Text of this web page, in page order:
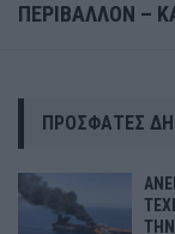
ΠΕΡΙΒΑΛΛΟΝ –
ΠΡΌΣΦΑΤΕΣ